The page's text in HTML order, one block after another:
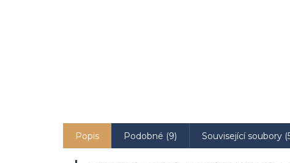
Popis Podobné (9) Související soubory